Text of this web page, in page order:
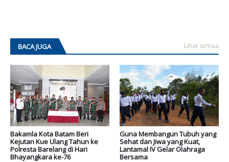
BACA JUGA Lihat semua
Bakamla Kota Batam Beri
Kejutan Kue Ulang Tahun ke
Polresta Barelang di Hari
Bhayangkara ke-76
Guna Membangun Tubuh yang
Sehat dan Jiwa yang Kuat,
Lantamal IV Gelar Olahraga
Bersama